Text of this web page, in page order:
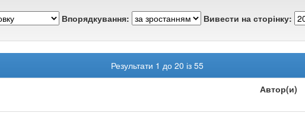
Впорядкування: Вивести на сторінку:
Результати 1 до 20 із 55
Автор(и)